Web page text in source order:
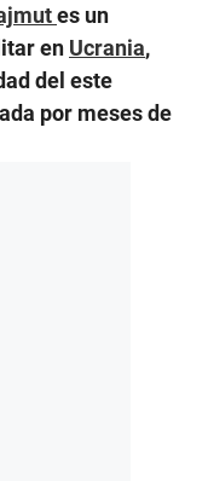
es un
en Ucrania,
del este
por meses de